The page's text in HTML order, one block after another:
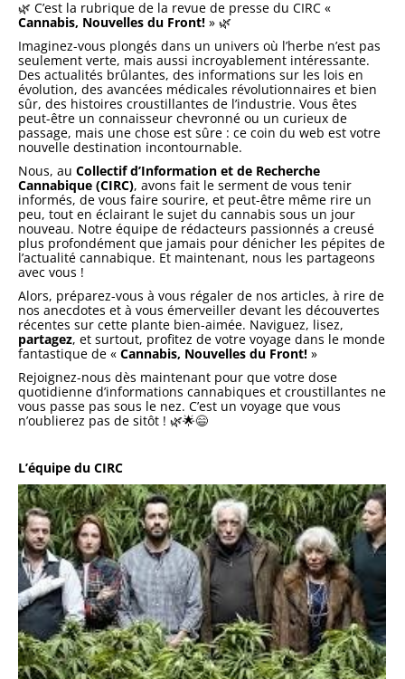
🌿 C’est la rubrique de la revue de presse du CIRC «
Cannabis, Nouvelles du Front! » 🌿
Imaginez-vous plongés dans un univers où l’herbe n’est pas
seulement verte, mais aussi incroyablement intéressante.
Des actualités brûlantes, des informations sur les lois en
évolution, des avancées médicales révolutionnaires et bien
sûr, des histoires croustillantes de l’industrie. Vous êtes
peut-être un connaisseur chevronné ou un curieux de
passage, mais une chose est sûre : ce coin du web est votre
nouvelle destination incontournable.
Nous, au Collectif d’Information et de Recherche
Cannabique (CIRC), avons fait le serment de vous tenir
informés, de vous faire sourire, et peut-être même rire un
peu, tout en éclairant le sujet du cannabis sous un jour
nouveau. Notre équipe de rédacteurs passionnés a creusé
plus profondément que jamais pour dénicher les pépites de
l’actualité cannabique. Et maintenant, nous les partageons
avec vous !
Alors, préparez-vous à vous régaler de nos articles, à rire de
nos anecdotes et à vous émerveiller devant les découvertes
récentes sur cette plante bien-aimée. Naviguez, lisez,
partagez, et surtout, profitez de votre voyage dans le monde
fantastique de « Cannabis, Nouvelles du Front! »
Rejoignez-nous dès maintenant pour que votre dose
quotidienne d’informations cannabiques et croustillantes ne
vous passe pas sous le nez. C’est un voyage que vous
n’oublierez pas de sitôt ! 🌿🌟😄
L’équipe du CIRC